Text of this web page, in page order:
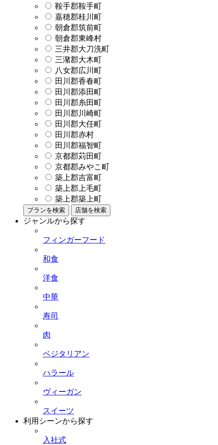
鞍手郡鞍手町
嘉穂郡桂川町
朝倉郡筑前町
朝倉郡東峰村
三井郡大刀洗町
三潴郡大木町
八女郡広川町
田川郡香春町
田川郡添田町
田川郡糸田町
田川郡川崎町
田川郡大任町
田川郡赤村
田川郡福智町
京都郡苅田町
京都郡みやこ町
築上郡吉富町
築上郡上毛町
築上郡築上町
プランを検索 店舗を検索
ジャンルから探す
フィンガーフード
和食
洋食
中華
寿司
肉
ベジタリアン
ハラール
ヴィーガン
スイーツ
利用シーンから探す
入社式